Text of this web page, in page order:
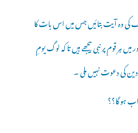
کی وہ آیت بتائیں جس میں اس بات کا
ہر قوم پر نبی بیجھے ہیں تا کہ لوگ یومِ
دین کی دعوت نہیں ملی ۔